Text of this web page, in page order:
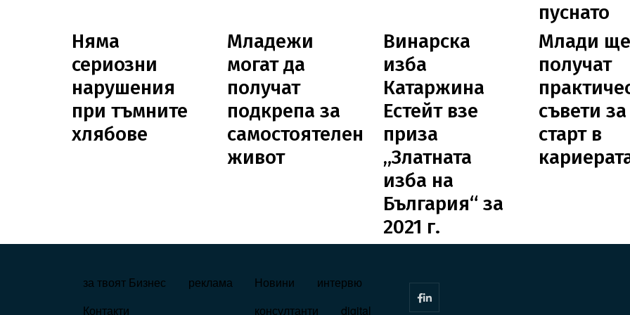
пуснато
Няма
сериозни
нарушения
при тъмните
хлябове
Младежи
могат да
получат
подкрепа за
самостоятелен
живот
Винарска
изба
Катаржина
Естейт взе
приза
„Златната
изба на
България“ за
2021 г.
Млади ще
получат
съвети за
старт в
за твоят Бизнес
реклама
Контакти
Новини
интервю
консултанти
digital